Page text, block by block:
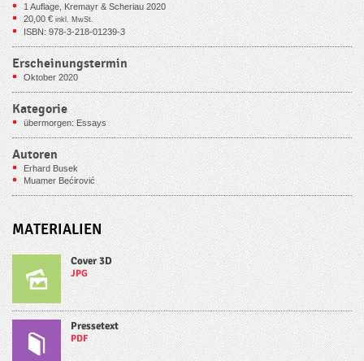
1 Auflage, Kremayr & Scheriau 2020
20,00€ inkl. MwSt.
ISBN: 978-3-218-01239-3
Erscheinungstermin
Oktober 2020
Kategorie
übermorgen: Essays
Autoren
Erhard Busek
Muamer Bećirović
MATERIALIEN
Cover 3D
JPG
Pressetext
PDF